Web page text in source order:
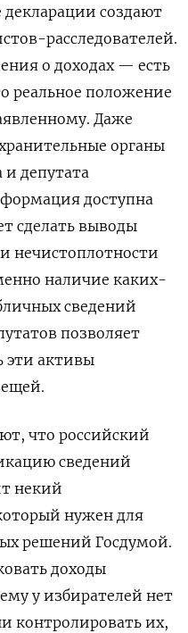
создают
расследователей.
о доходах — есть
реальное положение
Даже
органы
депутата
доступна
сделать выводы
нечистоплотности
наличие каких-
сведений
позволяет
эти активы
что российский
сведений
некий
нужен для
решений Госдумой.
доходы
у избирателей нет
контролировать их,